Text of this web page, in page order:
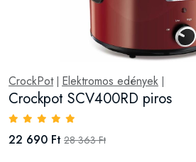
CrockPot| Elektromos edények
Crockpot SCV400RD piros
22 690 Ft 28 363 Ft